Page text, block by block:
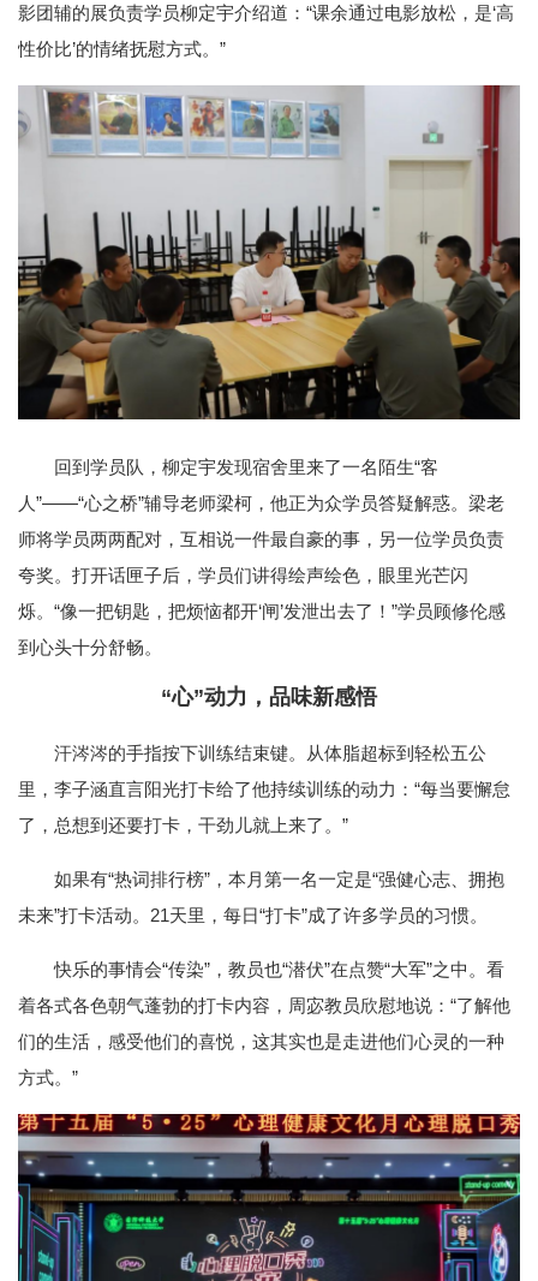
影团辅的展负责学员柳定宇介绍道：“课余通过电影放松，是‘高
性价比’的情绪抚慰方式。”
回到学员队，柳定宇发现宿舍里来了一名陌生“客
人”——“心之桥”辅导老师梁柯，他正为众学员答疑解惑。梁老
师将学员两两配对，互相说一件最自豪的事，另一位学员负责
夸奖。打开话匣子后，学员们讲得绘声绘色，眼里光芒闪
烁。“像一把钥匙，把烦恼都开‘闸’发泄出去了！”学员顾修伦感
到心头十分舒畅。
“心”动力，品味新感悟
汗涔涔的手指按下训练结束键。从体脂超标到轻松五公
里，李子涵直言阳光打卡给了他持续训练的动力：“每当要懈怠
了，总想到还要打卡，干劲儿就上来了。”
如果有“热词排行榜”，本月第一名一定是“强健心志、拥抱
未来”打卡活动。21天里，每日“打卡”成了许多学员的习惯。
快乐的事情会“传染”，教员也“潜伏”在点赞“大军”之中。看
着各式各色朝气蓬勃的打卡内容，周宓教员欣慰地说：“了解他
们的生活，感受他们的喜悦，这其实也是走进他们心灵的一种
方式。”